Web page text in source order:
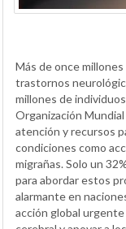
Más de once
trastornos
millones de
Organización
atención y recursos
condiciones como
migrañas. Solo un
para abordar estos
alarmante en
acción global urgente